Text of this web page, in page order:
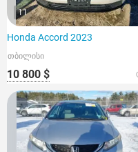
11
Honda Accord 2023
თბილისი
10 800 $